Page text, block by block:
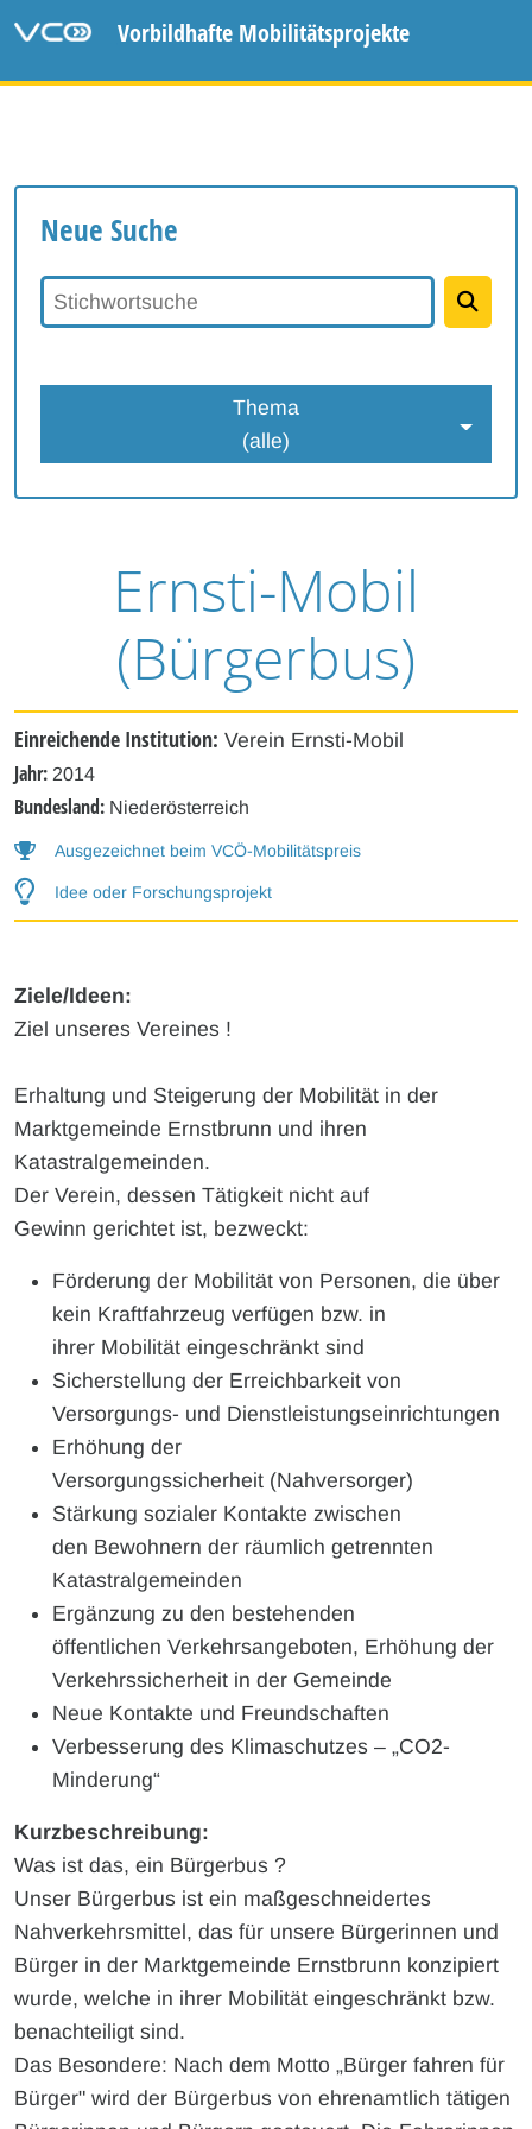
Vorbildhafte Mobilitätsprojekte
Ernsti-Mobil
(Bürgerbus)
Einreichende Institution: Verein Ernsti-Mobil
Jahr: 2014
Bundesland: Niederösterreich
Ausgezeichnet beim VCÖ-Mobilitätspreis
Idee oder Forschungsprojekt
Ziele/Ideen:
Ziel unseres Vereines !
Erhaltung und Steigerung der Mobilität in der
Marktgemeinde Ernstbrunn und ihren
Katastralgemeinden.
Der Verein, dessen Tätigkeit nicht auf
Gewinn gerichtet ist, bezweckt:
Förderung der Mobilität von Personen, die über
kein Kraftfahrzeug verfügen bzw. in
ihrer Mobilität eingeschränkt sind
Sicherstellung der Erreichbarkeit von
Versorgungs- und Dienstleistungseinrichtungen
Erhöhung der
Versorgungssicherheit (Nahversorger)
Stärkung sozialer Kontakte zwischen
den Bewohnern der räumlich getrennten
Katastralgemeinden
Ergänzung zu den bestehenden
öffentlichen Verkehrsangeboten, Erhöhung der
Verkehrssicherheit in der Gemeinde
Neue Kontakte und Freundschaften
Verbesserung des Klimaschutzes – „CO2-
Minderung“
Kurzbeschreibung:
Was ist das, ein Bürgerbus ?
Unser Bürgerbus ist ein maßgeschneidertes
Nahverkehrsmittel, das für unsere Bürgerinnen und
Bürger in der Marktgemeinde Ernstbrunn konzipiert
wurde, welche in ihrer Mobilität eingeschränkt bzw.
benachteiligt sind.
Das Besondere: Nach dem Motto „Bürger fahren für
Bürger" wird der Bürgerbus von ehrenamtlich tätigen
Neue Suche
Stichwortsuche
Thema
(alle)